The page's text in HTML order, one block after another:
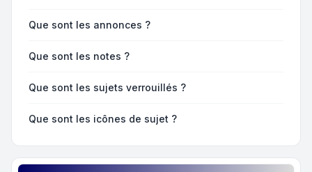
Que sont les annonces ?
Que sont les notes ?
Que sont les sujets verrouillés ?
Que sont les icônes de sujet ?